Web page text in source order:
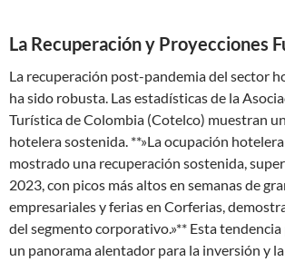
La Recuperación y Proyecciones
La recuperación post-pandemia del sector
ha sido robusta. Las estadísticas de la
Turística de Colombia (Cotelco) muestran
hotelera sostenida. **»La ocupación
mostrado una recuperación sostenida,
2023, con picos más altos en semanas de
empresariales y ferias en Corferias,
del segmento corporativo.»** Esta
un panorama alentador para la inversión y